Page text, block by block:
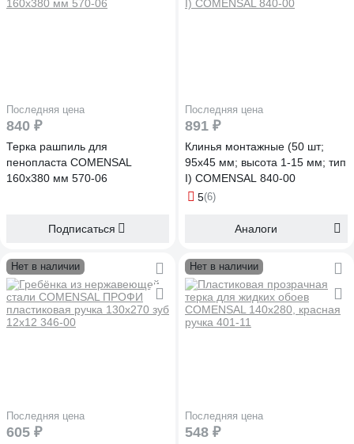
Последняя цена
840 ₽
Терка рашпиль для
пенопласта COMENSAL
160х380 мм 570-06
Подписаться
Последняя цена
891 ₽
Клинья монтажные (50 шт;
95х45 мм; высота 1-15 мм; тип
I) COMENSAL 840-00
5(6)
Аналоги
Нет в наличии
Последняя цена
605 ₽
Нет в наличии
Последняя цена
548 ₽